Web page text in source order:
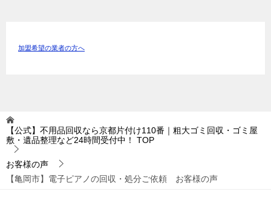
加盟希望の業者の方へ
【公式】不用品回収なら京都片付け110番｜粗大ゴミ回収・ゴミ屋
敷・遺品整理など24時間受付中！
TOP
お客様の声
【亀岡市】電子ピアノの回収・処分ご依頼 お客様の声